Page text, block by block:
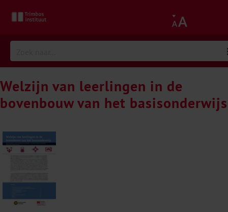
Welzijn van leerlingen in de
bovenbouw van het basisonderwijs